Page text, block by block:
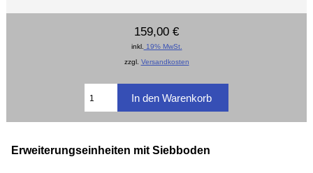
159,00 €
inkl. 19% MwSt.
zzgl. Versandkosten
Erweiterungseinheiten mit Siebboden